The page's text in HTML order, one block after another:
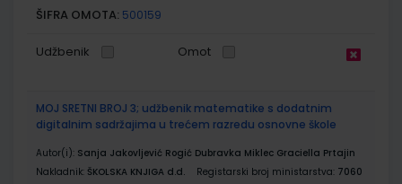
ŠIFRA OMOTA: 500159
Udžbenik Omot
MOJ SRETNI BROJ 3; udžbenik matematike s dodatnim
digitalnim sadržajima u trećem razredu osnovne škole
Autor(i): Sanja Jakovljević Rogić Dubravka Miklec Graciella Prtajin
Nakladnik: ŠKOLSKA KNJIGA d.d. Registarski broj ministarstva: 7060